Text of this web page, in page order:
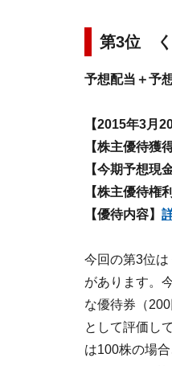
第3位 く
予想配当＋予
【2015年3月
【株主優待
【今期予想
【株主優待権
【優待内容】
今回の第3位
があります。
な優待券（
として評価し
は100株の場